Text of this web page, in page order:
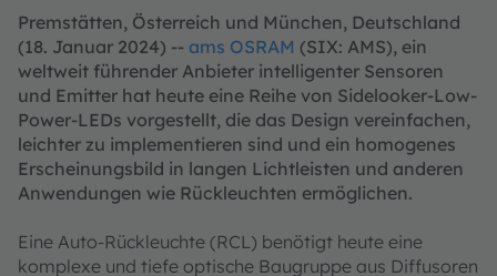
Premstätten, Österreich und München, Deutschland
(18. Januar 2024) -- ams OSRAM (SIX: AMS), ein
weltweit führender Anbieter intelligenter Sensoren
und Emitter hat heute eine Reihe von Sidelooker-Low-
Power-LEDs vorgestellt, die das Design vereinfachen,
leichter zu implementieren sind und ein homogenes
Erscheinungsbild in langen Lichtleisten und anderen
Anwendungen wie Rückleuchten ermöglichen.
Eine Auto-Rückleuchte (RCL) benötigt heute eine
komplexe und tiefe optische Baugruppe aus Diffusoren